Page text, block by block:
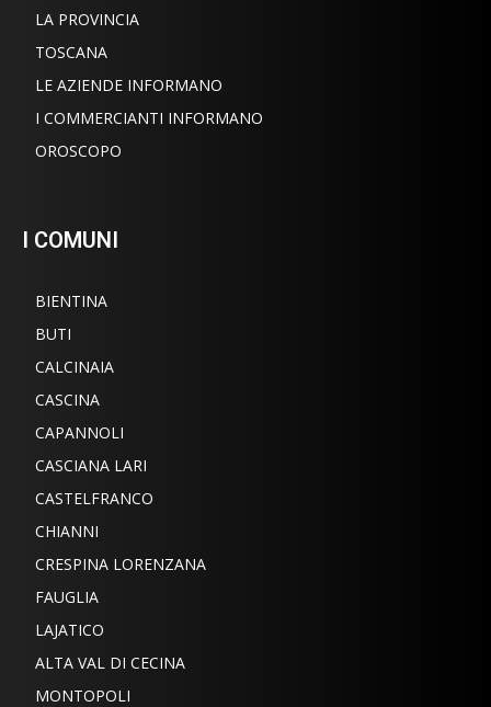
LA PROVINCIA
TOSCANA
LE AZIENDE INFORMANO
I COMMERCIANTI INFORMANO
OROSCOPO
I COMUNI
BIENTINA
BUTI
CALCINAIA
CASCINA
CAPANNOLI
CASCIANA LARI
CASTELFRANCO
CHIANNI
CRESPINA LORENZANA
FAUGLIA
LAJATICO
ALTA VAL DI CECINA
MONTOPOLI